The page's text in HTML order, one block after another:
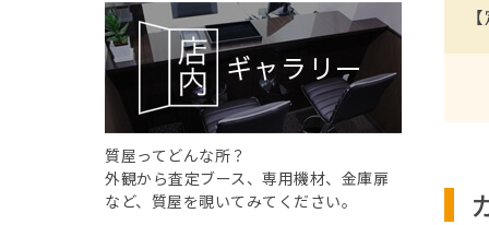
質屋ってどんな所？
外観から査定ブース、専用機材、金庫扉
など、質屋を覗いてみてください。